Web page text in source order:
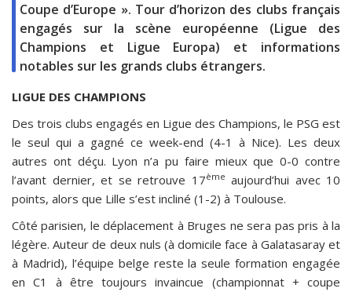
Coupe d’Europe ». Tour d’horizon des clubs français
engagés sur la scène européenne (Ligue des
Champions et Ligue Europa) et informations
notables sur les grands clubs étrangers.
LIGUE DES CHAMPIONS
Des trois clubs engagés en Ligue des Champions, le PSG est
le seul qui a gagné ce week-end (4-1 à Nice). Les deux
autres ont déçu. Lyon n’a pu faire mieux que 0-0 contre
l’avant dernier, et se retrouve 17ème aujourd’hui avec 10
points, alors que Lille s’est incliné (1-2) à Toulouse.
Côté parisien, le déplacement à Bruges ne sera pas pris à la
légère. Auteur de deux nuls (à domicile face à Galatasaray et
à Madrid), l’équipe belge reste la seule formation engagée
en C1 à être toujours invaincue (championnat + coupe